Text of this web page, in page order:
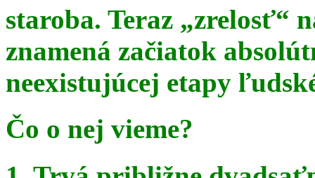
staroba. Teraz „zrelosť“
znamená začiatok
neexistujúcej etapy
Čo o nej vieme?